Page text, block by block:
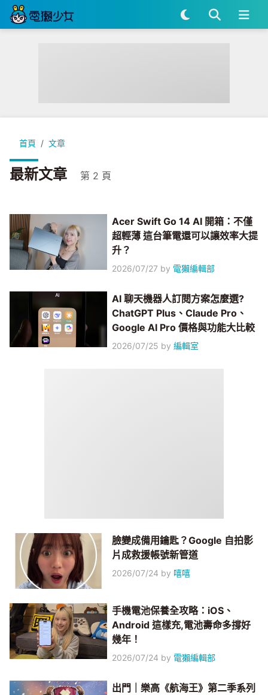
首頁 文章
最新文章 第 2 頁
Acer Swift Go 14 AI 開箱：不僅
超輕薄 這台筆電還可以讓效率大提
升？
2026/07/27 by 電獺編輯部
AI 聊天機器人訂閱方案怎麼選?
ChatGPT Plus、Claude Pro、
Google AI Pro 價格與功能大比較
2026/07/25 by編輯室
臉變成備用鑰匙？Google 自拍影
片成救援帳號新管道
2026/07/24 by 嘻嘻
手機電池保養全攻略：iOS、
Android 這樣充,電池壽命多撐好
幾年！
2026/07/24 by 電獺編輯部
出門｜樂高《航海王》第二季系列